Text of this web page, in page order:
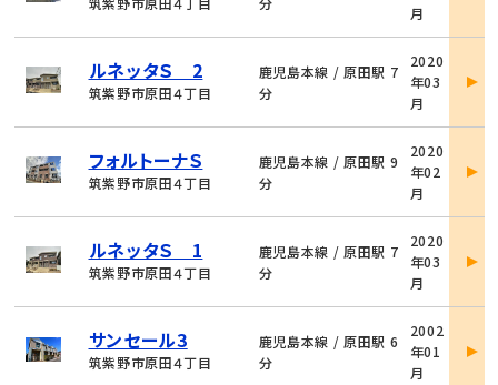
月
ルネッタＳ 2
筑紫野市原田４丁目
鹿児島本線 / 原田駅 7
分
2020
年03
月
詳
フォルトーナＳ
筑紫野市原田４丁目
鹿児島本線 / 原田駅 9
分
2020
年02
月
詳
ルネッタＳ 1
筑紫野市原田４丁目
鹿児島本線 / 原田駅 7
分
2020
年03
月
詳
サンセール3
筑紫野市原田４丁目
鹿児島本線 / 原田駅 6
分
2002
年01
月
詳